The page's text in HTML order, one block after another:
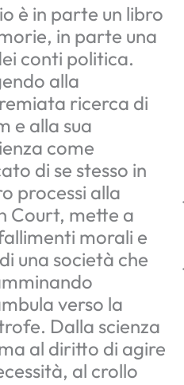
è in parte un libro
in parte una
conti politica.
alla
ricerca di
e alla sua
come
di se stesso in
processi alla
Court, mette a
morali e
una società che
verso la
Dalla scienza
al diritto di agire
al crollo